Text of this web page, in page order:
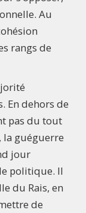
Au
rangs de
En dehors de
pas du tout
guéguerre
jour
politique. Il
du Rais, en
de